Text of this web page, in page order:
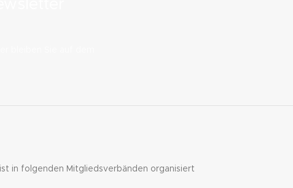
ist in folgenden Mitgliedsverbänden organisiert